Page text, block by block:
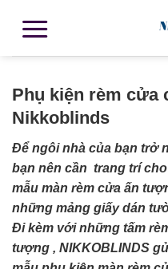
Phụ kiện rèm cửa
Nikkoblinds
Để ngôi nhà của bạn trở
bạn nên cần trang trí
mẫu màn rèm cửa ấn
những mảng giấy dán
Đi kèm với những tấm
tượng , NIKKOBLINDS